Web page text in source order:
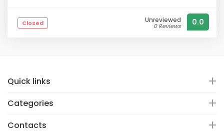
Closed Unreviewed
0 Reviews 0.0
Quick links
Categories
Contacts